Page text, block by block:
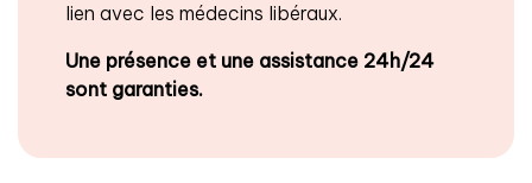
lien avec les médecins libéraux.
Une présence et une assistance 24h/24
sont garanties.